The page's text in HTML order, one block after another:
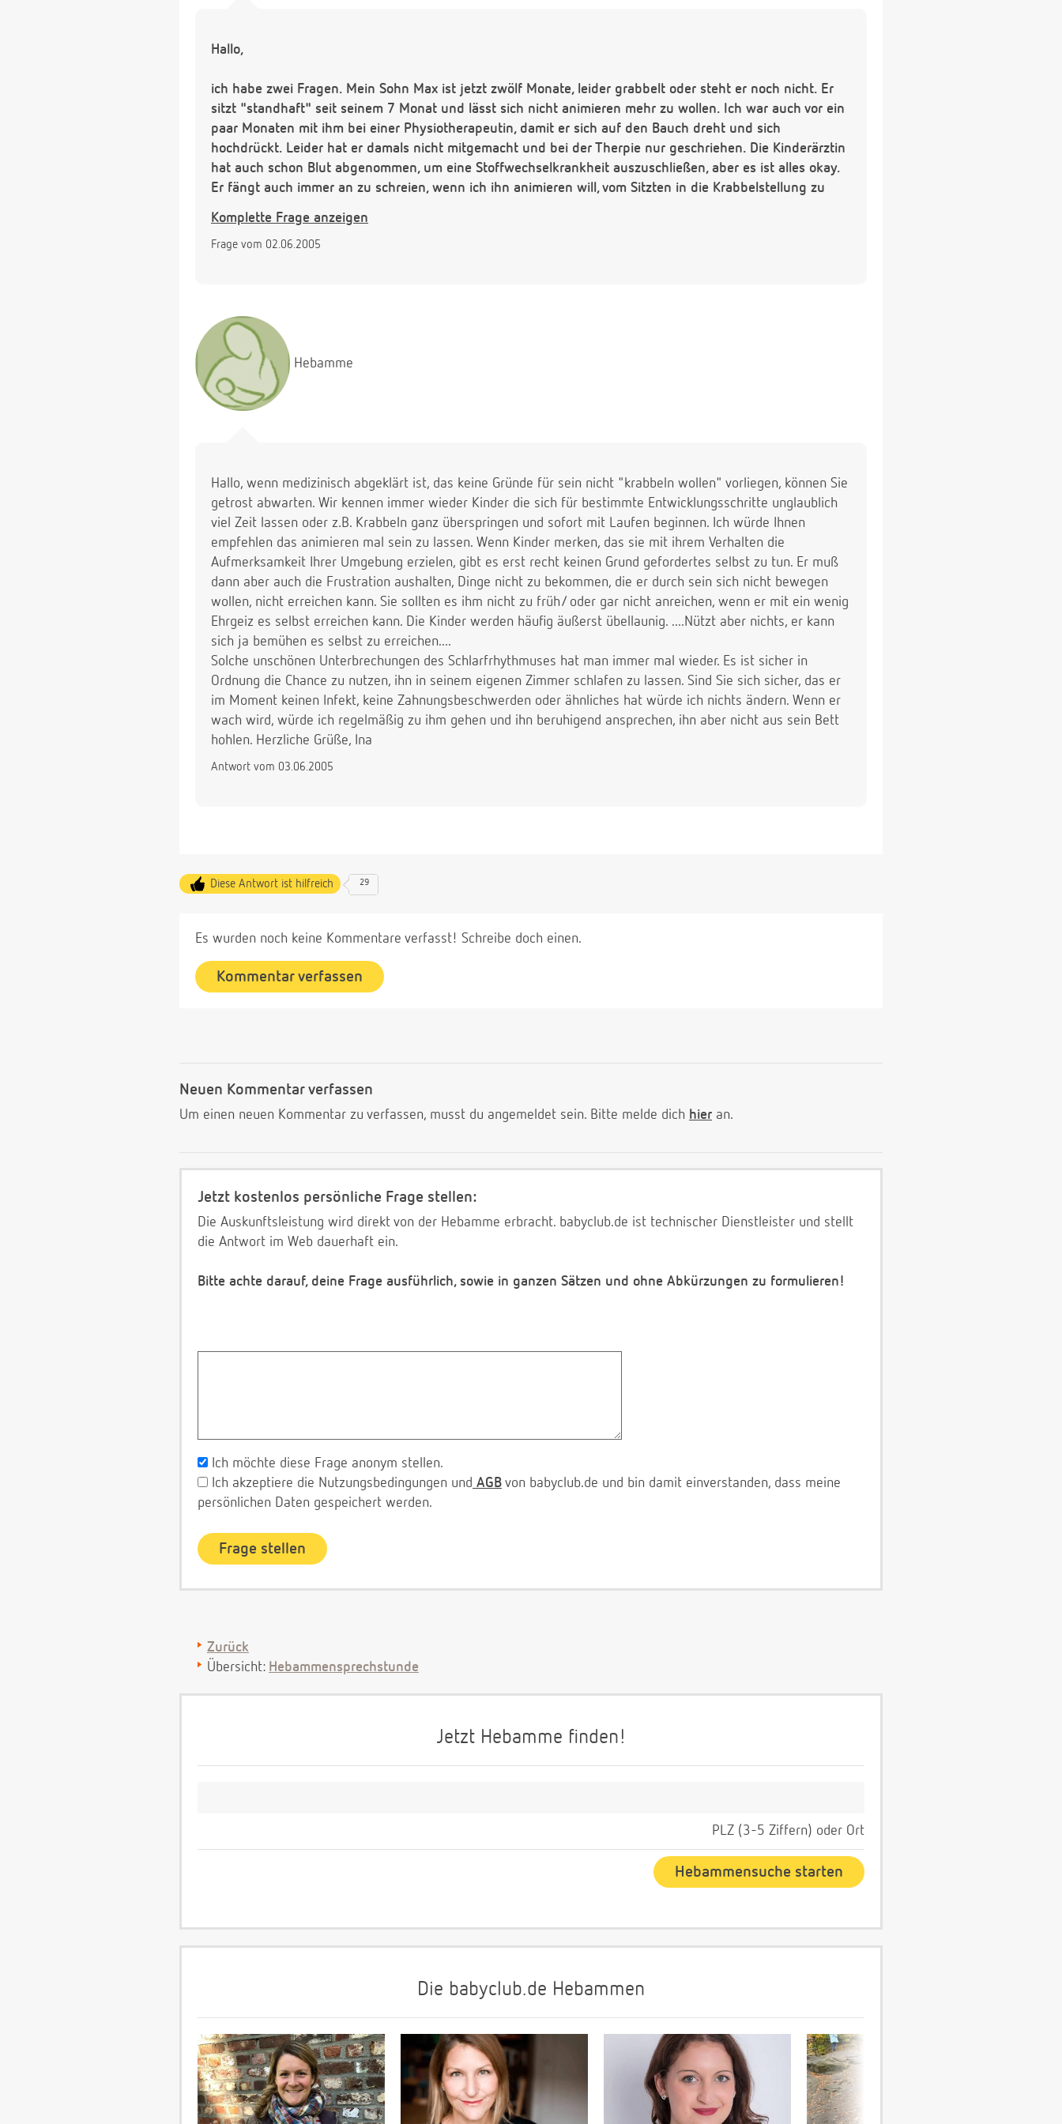
Hallo,
ich habe zwei Fragen. Mein Sohn Max ist jetzt zwölf Monate, leider grabbelt oder steht er noch nicht. Er
sitzt "standhaft" seit seinem 7 Monat und lässt sich nicht animieren mehr zu wollen. Ich war auch vor ein
paar Monaten mit ihm bei einer Physiotherapeutin, damit er sich auf den Bauch dreht und sich
hochdrückt. Leider hat er damals nicht mitgemacht und bei der Therpie nur geschriehen. Die Kinderärztin
hat auch schon Blut abgenommen, um eine Stoffwechselkrankheit auszuschließen, aber es ist alles okay.
Er fängt auch immer an zu schreien, wenn ich ihn animieren will, vom Sitzten in die Krabbelstellung zu
sagen, das er sprachlich dafür sehr weit ist und schön deutlich "Mama, Pappa usw." sagt.
ist immer das gleiche. Ich habe ihn auch schon eine ganze Weile schreien lassen, entweder er beruhigt
sich dann garnicht mehr oder er schläft nur kurz wieder ein, um dann erneut etwas später loszuheulen.
Ich weiß nicht mehr weiter, soll ich ihn rausnehmen oder schreien lassen? Dazu muss ich noch sagen, das
er immer noch bei uns im Schlafzimmer schläft und ich ihn gern jetzt auch allein schlafen lassen würde.
Komplette Frage anzeigen
Frage vom 02.06.2005
Hebamme
Hallo, wenn medizinisch abgeklärt ist, das keine Gründe für sein nicht "krabbeln wollen" vorliegen, können Sie
getrost abwarten. Wir kennen immer wieder Kinder die sich für bestimmte Entwicklungsschritte unglaublich
viel Zeit lassen oder z.B. Krabbeln ganz überspringen und sofort mit Laufen beginnen. Ich würde Ihnen
empfehlen das animieren mal sein zu lassen. Wenn Kinder merken, das sie mit ihrem Verhalten die
Aufmerksamkeit Ihrer Umgebung erzielen, gibt es erst recht keinen Grund gefordertes selbst zu tun. Er muß
dann aber auch die Frustration aushalten, Dinge nicht zu bekommen, die er durch sein sich nicht bewegen
wollen, nicht erreichen kann. Sie sollten es ihm nicht zu früh/ oder gar nicht anreichen, wenn er mit ein wenig
Ehrgeiz es selbst erreichen kann. Die Kinder werden häufig äußerst übellaunig. ....Nützt aber nichts, er kann
sich ja bemühen es selbst zu erreichen....
Solche unschönen Unterbrechungen des Schlarfrhythmuses hat man immer mal wieder. Es ist sicher in
Ordnung die Chance zu nutzen, ihn in seinem eigenen Zimmer schlafen zu lassen. Sind Sie sich sicher, das er
im Moment keinen Infekt, keine Zahnungsbeschwerden oder ähnliches hat würde ich nichts ändern. Wenn er
wach wird, würde ich regelmäßig zu ihm gehen und ihn beruhigend ansprechen, ihn aber nicht aus sein Bett
hohlen. Herzliche Grüße, Ina
Antwort vom 03.06.2005
Diese Antwort ist hilfreich 29
Es wurden noch keine Kommentare verfasst! Schreibe doch einen.
Kommentar verfassen
Neuen Kommentar verfassen
Um einen neuen Kommentar zu verfassen, musst du angemeldet sein. Bitte melde dich hier an.
Jetzt kostenlos persönliche Frage stellen:
Die Auskunftsleistung wird direkt von der Hebamme erbracht. babyclub.de ist technischer Dienstleister und stellt
die Antwort im Web dauerhaft ein.
Bitte achte darauf, deine Frage ausführlich, sowie in ganzen Sätzen und ohne Abkürzungen zu formulieren!
Ich möchte diese Frage anonym stellen.
Ich akzeptiere die Nutzungsbedingungen und AGB von babyclub.de und bin damit einverstanden, dass meine
persönlichen Daten gespeichert werden.
Zurück
Übersicht: Hebammensprechstunde
Jetzt Hebamme finden!
PLZ (3-5 Ziffern) oder Ort
Die babyclub.de Hebammen